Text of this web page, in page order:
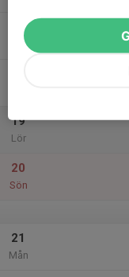
17
Tor
19
Lör
20
Sön
21
Mån